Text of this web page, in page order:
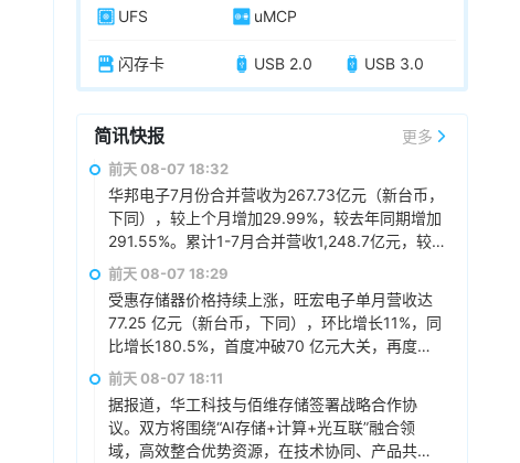
UFS
uMCP
闪存卡 USB 2.0 USB 3.0
简讯快报 更多
前天 08-07 18:32
华邦电子7月份合并营收为267.73亿元（新台币，
下同），较上个月增加29.99%，较去年同期增加
291.55%。累计1-7月合并营收1,248.7亿元，较
去年同期增加160.97%。
前天 08-07 18:29
受惠存储器价格持续上涨，旺宏电子单月营收达
77.25 亿元（新台币，下同），环比增长11%，同
比增长180.5%，首度冲破70 亿元大关，再度改
写单月新高，累计前7月营收373.18 亿元，同比
增长137.8%。
前天 08-07 18:11
据报道，华工科技与佰维存储签署战略合作协
议。双方将围绕“AI存储+计算+光互联”融合领
域，高效整合优势资源，在技术协同、产品共